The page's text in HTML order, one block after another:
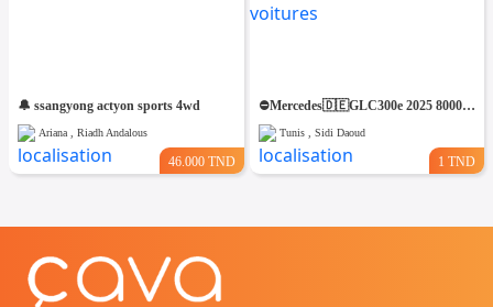
🔔 ssangyong actyon sports 4wd
Ariana , Riadh Andalous
46.000 TND
⛔️Mercedes🇩🇪GLC300e 2025 8000km 4matic⛔️ 🔁 on accepte l échange des voitures
Tunis , Sidi Daoud
1 TND